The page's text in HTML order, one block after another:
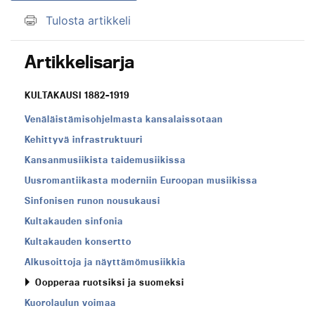
Tulosta artikkeli
Artikkelisarja
KULTAKAUSI 1882–1919
Venäläistämisohjelmasta kansalaissotaan
Kehittyvä infrastruktuuri
Kansanmusiikista taidemusiikissa
Uusromantiikasta moderniin Euroopan musiikissa
Sinfonisen runon nousukausi
Kultakauden sinfonia
Kultakauden konsertto
Alkusoittoja ja näyttämömusiikkia
Oopperaa ruotsiksi ja suomeksi
Kuorolaulun voimaa